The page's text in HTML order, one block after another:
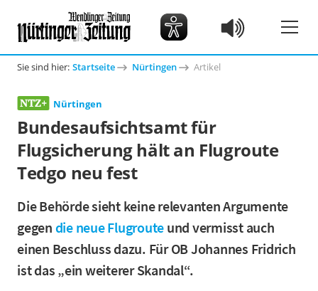
Sie sind hier: Startseite Nürtingen Artikel
Nürtingen
Bundesaufsichtsamt für
Flugsicherung hält an Flugroute
Tedgo neu fest
Die Behörde sieht keine relevanten Argumente
gegen die neue Flugroute und vermisst auch
einen Beschluss dazu. Für OB Johannes Fridrich
ist das „ein weiterer Skandal“.